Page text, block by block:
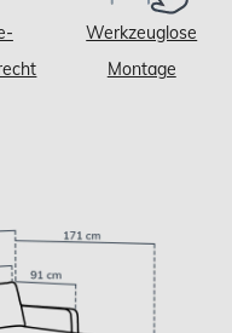
Werkzeuglose
Montage